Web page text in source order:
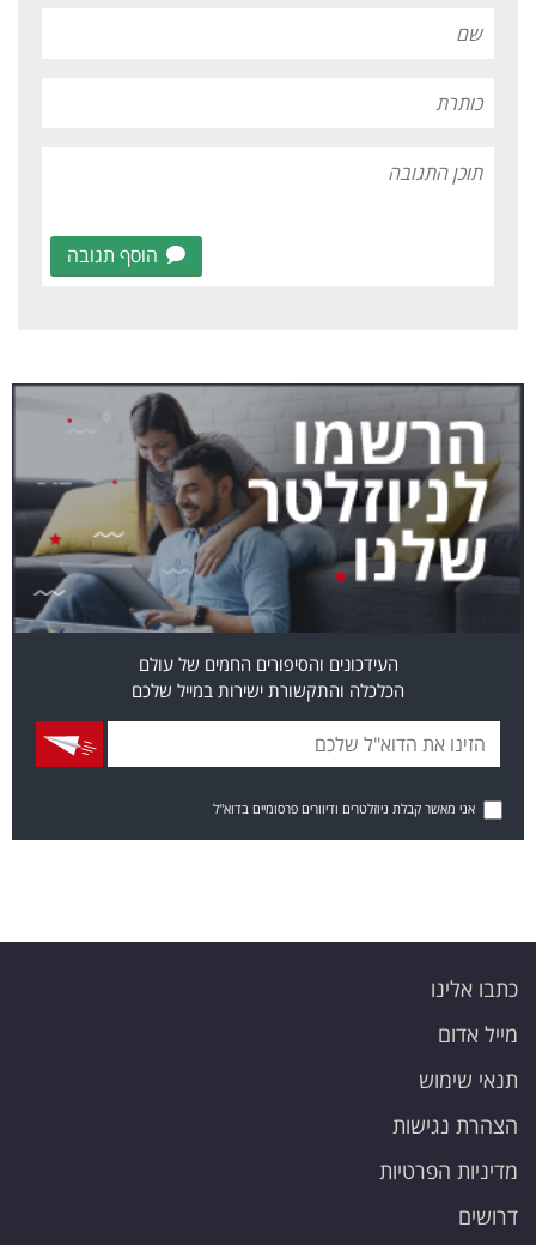
הוסף תגובה
העידכונים והסיפורים החמים של עולם
הכלכלה והתקשורת ישירות במייל שלכם
אני מאשר קבלת ניוזלטרים ודיוורים פרסומיים בדוא"ל
כתבו אלינו
מייל אדום
תנאי שימוש
הצהרת נגישות
מדיניות הפרטיות
דרושים